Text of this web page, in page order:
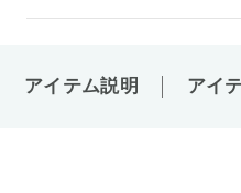
アイテム説明 アイ